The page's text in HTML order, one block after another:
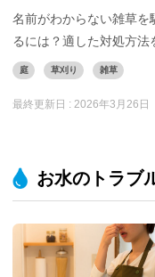
名前がわからない雑草を
るには？適した対処方法
庭 草刈り 雑草
最終更新日 : 2026年3月26日
お水のトラブ